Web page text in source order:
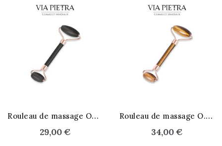
R
ouleau de massage Onyx
29,00 €
R
ouleau de massage O.d.Tigre
34,00 €